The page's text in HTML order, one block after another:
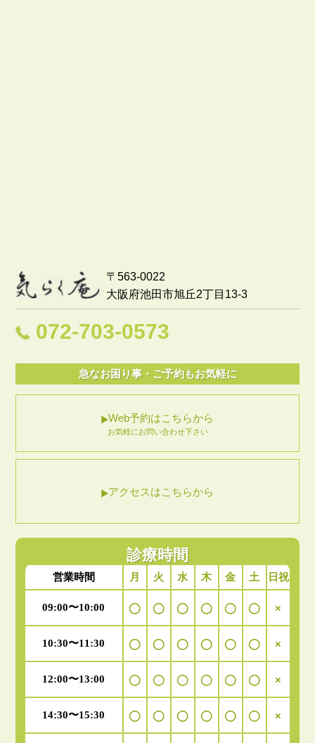
〒563-0022
大阪府池田市旭丘2丁目13-3
072-703-0573
急なお困り事・ご予約もお気軽に
Web予約はこちらから
お気軽にお問い合わせ下さい
アクセスはこちらから
診療時間
営業時間 月 火 水 木 金 土 日祝
09:00〜10:00 ◯ ◯ ◯ ◯ ◯ ◯ ×
10:30〜11:30 ◯ ◯ ◯ ◯ ◯ ◯ ×
12:00〜13:00 ◯ ◯ ◯ ◯ ◯ ◯ ×
14:30〜15:30 ◯ ◯ ◯ ◯ ◯ ◯ ×